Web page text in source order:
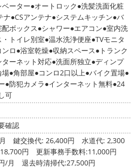
ベーター オートロック 洗髪洗面化粧
ナ CSアンテナ システムキッチン バ
配ボックス シャワー エアコン 室内洗
・トイレ別室 温水洗浄便座 TVモニタ
ンロ 浴室乾燥 収納スペース
トランク
ターネット対応 洗面所独立 ディンプ
場 角部屋 コンロ2口以上 バイク置場
防犯カメラ インターネット無料 24
可
確認
鍵交換代: 26,400円
水道代: 2,300
円 更新事務手数料:11,000円
/月 退去時清掃代:27,500円